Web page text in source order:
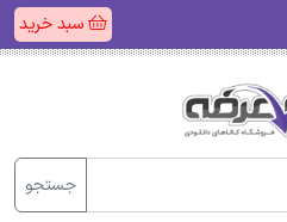
سبد خرید
جستجو